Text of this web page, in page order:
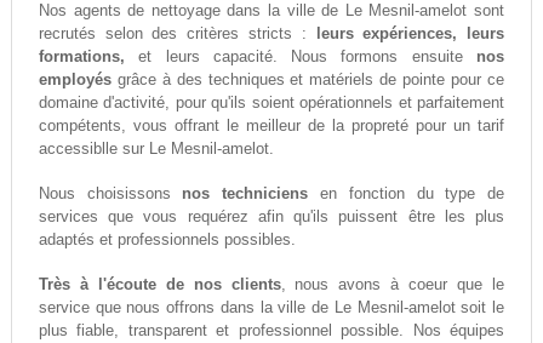
Nos agents de nettoyage dans la ville de Le Mesnil-amelot sont
recrutés selon des critères stricts :
leurs expériences, leurs
formations, et leurs capacité. Nous formons ensuite nos
employésgrâce à des techniques et matériels de pointe pour ce
domaine d'activité, pour qu'ils soient opérationnels et parfaitement
compétents, vous offrant le meilleur de la propreté pour un tarif
accessiblle sur Le Mesnil-amelot.
Nous choisissons nos techniciens en fonction du type de
services que vous requérez afin qu'ils puissent être les plus
adaptés et professionnels possibles.
Très à l'écoute de nos clients, nous avons à coeur que le
service que nous offrons dans la ville de Le Mesnil-amelot soit le
plus fiable, transparent et professionnel possible. Nos équipes